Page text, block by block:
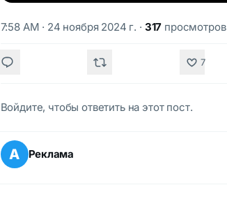
7:58 AM · 24 ноября 2024 г. · 317 просмотров
7
Войдите, чтобы ответить на этот пост.
А Реклама